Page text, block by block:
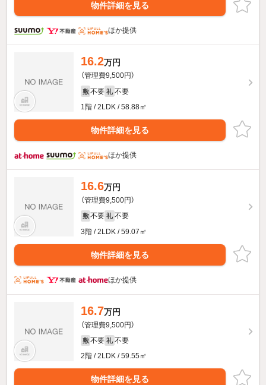
物件詳細を見る
ほか提供
16.2万円
（管理費9,500円）
敷 不要 礼 不要
1階 / 2LDK / 58.88㎡
物件詳細を見る
ほか提供
16.6万円
（管理費9,500円）
敷 不要 礼 不要
3階 / 2LDK / 59.07㎡
物件詳細を見る
ほか提供
16.7万円
（管理費9,500円）
敷 不要 礼 不要
2階 / 2LDK / 59.55㎡
物件詳細を見る